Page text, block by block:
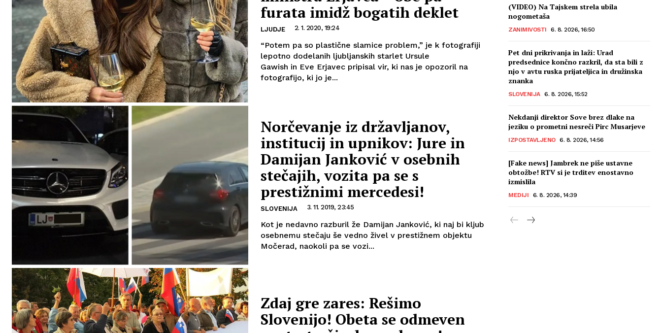
furata imidž bogatih deklet
LJUDJE 2. 1. 2020, 19:24
“Potem pa so plastične slamice problem,” je k fotografiji
lepotno dodelanih ljubljanskih starlet Ursule
Gawish in Eve Erjavec pripisal vir, ki nas je opozoril na
fotografijo, ki jo je...
Norčevanje iz državljanov,
institucij in upnikov: Jure in
Damijan Janković v osebnih
stečajih, vozita pa se s
prestižnimi mercedesi!
SLOVENIJA 3. 11. 2019, 23:45
Kot je nedavno razburil že Damijan Janković, ki naj bi kljub
osebnemu stečaju še vedno živel v prestižnem objektu
Močerad, naokoli pa se vozi...
Zdaj gre zares: Rešimo
Slovenijo! Obeta se odmeven
(VIDEO) Na Tajskem strela ubila
nogometaša
ZANIMIVOSTI 6. 8. 2026, 16:50
Pet dni prikrivanja in laži: Urad
predsednice končno razkril, da sta bili z
njo v avtu ruska prijateljica in družinska
znanka
SLOVENIJA 6. 8. 2026, 15:52
Nekdanji direktor Sove brez dlake na
jeziku o prometni nesreči Pirc Musarjeve
IZPOSTAVLJENO 6. 8. 2026, 14:56
[Fake news] Jambrek ne piše ustavne
obtožbe! RTV si je trditev enostavno
izmislila
MEDIJI 6. 8. 2026, 14:39